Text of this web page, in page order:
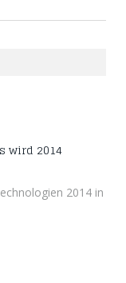
wird 2014
2014 in